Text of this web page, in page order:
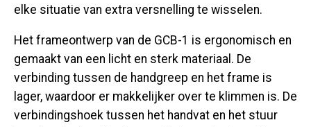
elke situatie van extra versnelling te wisselen.
Het frameontwerp van de GCB-1 is ergonomisch en
gemaakt van een licht en sterk materiaal. De
verbinding tussen de handgreep en het frame is
lager, waardoor er makkelijker over te klimmen is. De
verbindingshoek tussen het handvat en het stuur